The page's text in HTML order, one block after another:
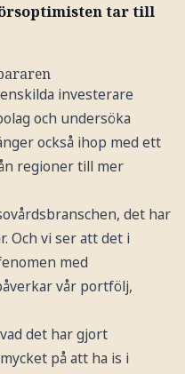
tar till
investerare
och undersöka
också ihop med ett
regioner till mer
det har
Och vi ser att det i
med
vår portfölj,
det har gjort
på att ha is i